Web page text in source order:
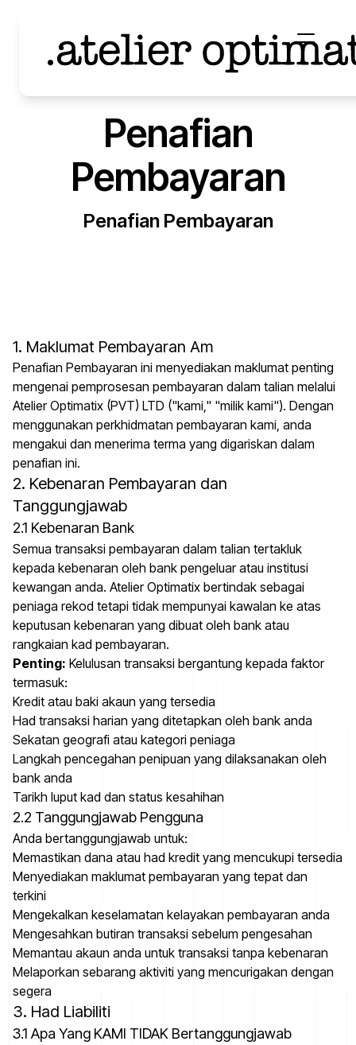
Penafian
Pembayaran
Penafian Pembayaran
1. Maklumat Pembayaran Am
Penafian Pembayaran ini menyediakan maklumat penting
mengenai pemprosesan pembayaran dalam talian melalui
Atelier Optimatix (PVT) LTD ("kami," "milik kami"). Dengan
menggunakan perkhidmatan pembayaran kami, anda
mengakui dan menerima terma yang digariskan dalam
penafian ini.
2. Kebenaran Pembayaran dan
Tanggungjawab
2.1 Kebenaran Bank
Semua transaksi pembayaran dalam talian tertakluk
kepada kebenaran oleh bank pengeluar atau institusi
kewangan anda. Atelier Optimatix bertindak sebagai
peniaga rekod tetapi tidak mempunyai kawalan ke atas
keputusan kebenaran yang dibuat oleh bank atau
rangkaian kad pembayaran.
Penting: Kelulusan transaksi bergantung kepada faktor
termasuk:
Kredit atau baki akaun yang tersedia
Had transaksi harian yang ditetapkan oleh bank anda
Sekatan geografi atau kategori peniaga
Langkah pencegahan penipuan yang dilaksanakan oleh
bank anda
Tarikh luput kad dan status kesahihan
2.2 Tanggungjawab Pengguna
Anda bertanggungjawab untuk:
Memastikan dana atau had kredit yang mencukupi tersedia
Menyediakan maklumat pembayaran yang tepat dan
terkini
Mengekalkan keselamatan kelayakan pembayaran anda
Mengesahkan butiran transaksi sebelum pengesahan
Memantau akaun anda untuk transaksi tanpa kebenaran
Melaporkan sebarang aktiviti yang mencurigakan dengan
segera
3. Had Liabiliti
3.1 Apa Yang KAMI TIDAK Bertanggungjawab